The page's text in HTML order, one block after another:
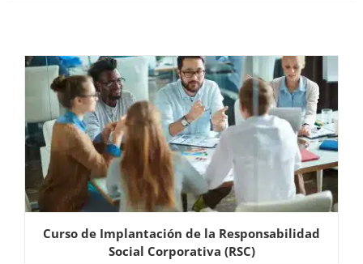
Curso de Implantación de la Responsabilidad
Social Corporativa (RSC)